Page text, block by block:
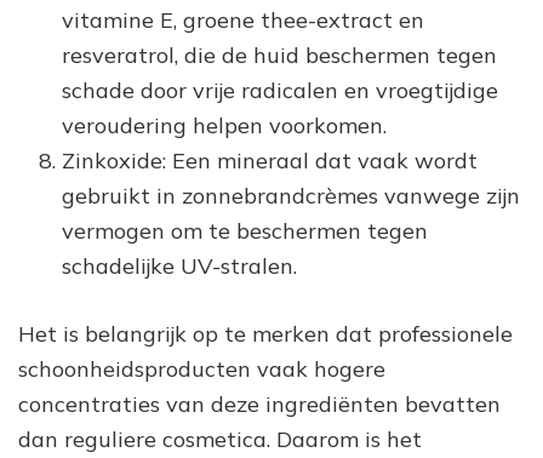
vitamine E, groene thee-extract en
resveratrol, die de huid beschermen tegen
schade door vrije radicalen en vroegtijdige
veroudering helpen voorkomen.
Zinkoxide: Een mineraal dat vaak wordt
gebruikt in zonnebrandcrèmes vanwege zijn
vermogen om te beschermen tegen
schadelijke UV-stralen.
Het is belangrijk op te merken dat professionele
schoonheidsproducten vaak hogere
concentraties van deze ingrediënten bevatten
dan reguliere cosmetica. Daarom is het